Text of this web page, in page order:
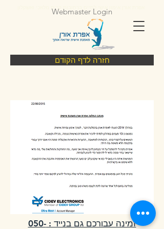
Webmaster Login
אפרת אורן אימון אישי לחיים ברחובות קרית מלאכי ואשקלון
חזרה לדף הקודם
זמינה עבורכם גם בנייד : 050-